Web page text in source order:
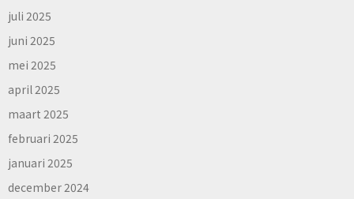
juli 2025
juni 2025
mei 2025
april 2025
maart 2025
februari 2025
januari 2025
december 2024